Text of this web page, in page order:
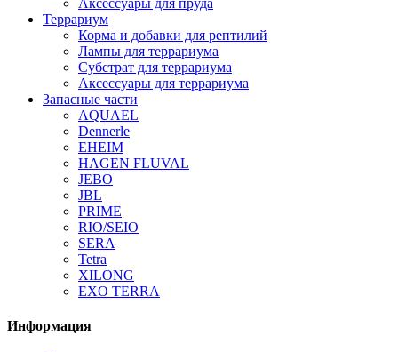
Террариум
Корма и добавки для рептилий
Лампы для террариума
Субстрат для террариума
Аксессуары для террариума
Запасные части
AQUAEL
Dennerle
EHEIM
HAGEN FLUVAL
JEBO
JBL
PRIME
RIO/SEIO
SERA
Tetra
XILONG
EXO TERRA
Информация